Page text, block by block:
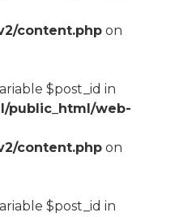
content.phpon
$post_id in
public_html/web-
content.phpon
$post_id in